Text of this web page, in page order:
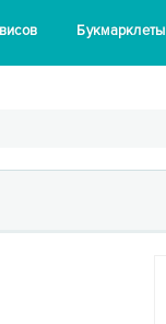
Букмарклеты